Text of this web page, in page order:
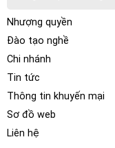
Nhượng quyền
Đào tạo nghề
Chi nhánh
Tin tức
Thông tin khuyến mại
Sơ đồ web
Liên hệ